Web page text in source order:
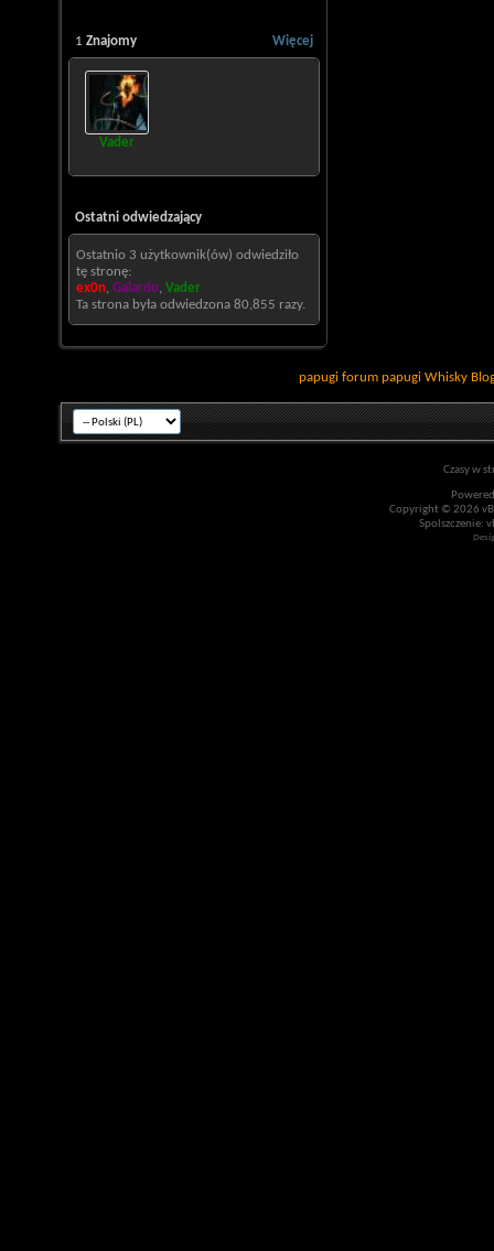
Więcej
1 Znajomy
Vader
Ostatni odwiedzający
Ostatnio 3 użytkownik(ów) odwiedziło
tę stronę:
ex0n, Galardo, Vader
Ta strona była odwiedzona 80,855 razy.
papugi forum papugi Whisky
Czasy w
Copyright © 2026
Spolszczenie: